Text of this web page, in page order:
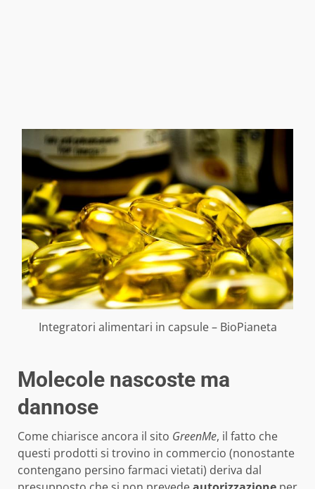
Integratori alimentari in capsule – BioPianeta
Molecole nascoste ma
dannose
Come chiarisce ancora il sito GreenMe, il fatto che
questi prodotti si trovino in commercio (nonostante
contengano persino farmaci vietati) deriva dal